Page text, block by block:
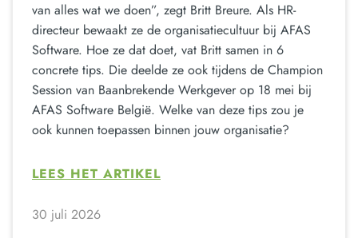
van alles wat we doen”, zegt Britt Breure. Als HR-
directeur bewaakt ze de organisatiecultuur bij AFAS
Software. Hoe ze dat doet, vat Britt samen in 6
concrete tips. Die deelde ze ook tijdens de Champion
Session van Baanbrekende Werkgever op 18 mei bij
AFAS Software België. Welke van deze tips zou je
ook kunnen toepassen binnen jouw organisatie?
LEES HET ARTIKEL
30 juli 2026